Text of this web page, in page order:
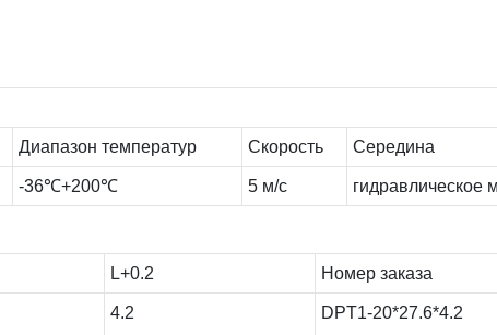
Диапазон температур Скорость Середина
-36℃+200℃ 5 м/с гидравлическое
L+0.2 Номер заказа
4.2
DPT1-20*27.6*4.2